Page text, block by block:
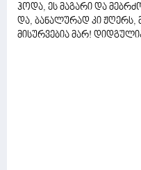
ჰოდა, ეს მაგარი და
და, ბანალურად კი ჟღერს,
მისურვებია მარ!